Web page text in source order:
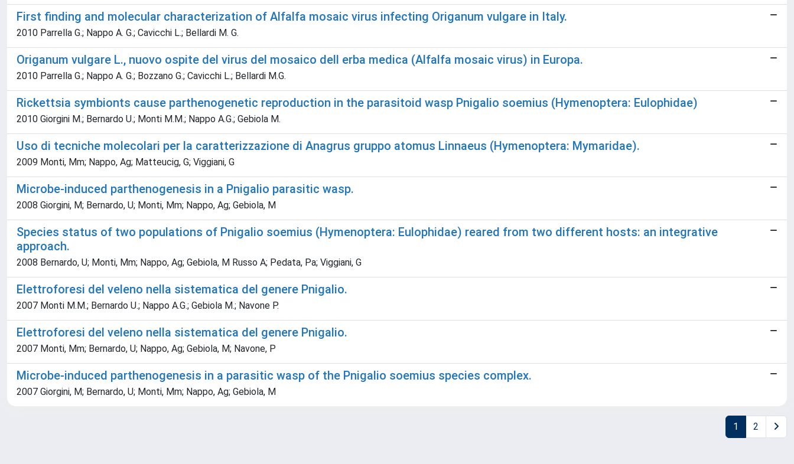
First finding and molecular characterization of Alfalfa mosaic virus infecting Origanum vulgare in Italy.
2010 Parrella G.; Nappo A. G.; Cavicchi L.; Bellardi M. G.
Origanum vulgare L., nuovo ospite del virus del mosaico dell erba medica (Alfalfa mosaic virus) in Europa.
2010 Parrella G.; Nappo A. G.; Bozzano G.; Cavicchi L.; Bellardi M.G.
Rickettsia symbionts cause parthenogenetic reproduction in the parasitoid wasp Pnigalio soemius (Hymenoptera: Eulophidae)
2010 Giorgini M.; Bernardo U.; Monti M.M.; Nappo A.G.; Gebiola M.
Uso di tecniche molecolari per la caratterizzazione di Anagrus gruppo atomus Linnaeus (Hymenoptera: Mymaridae).
2009 Monti, Mm; Nappo, Ag; Matteucig, G; Viggiani, G
Microbe-induced parthenogenesis in a Pnigalio parasitic wasp.
2008 Giorgini, M; Bernardo, U; Monti, Mm; Nappo, Ag; Gebiola, M
Species status of two populations of Pnigalio soemius (Hymenoptera: Eulophidae) reared from two different hosts: an integrative
approach.
2008 Bernardo, U; Monti, Mm; Nappo, Ag; Gebiola, M Russo A; Pedata, Pa; Viggiani, G
Elettroforesi del veleno nella sistematica del genere Pnigalio.
2007 Monti M.M.; Bernardo U.; Nappo A.G.; Gebiola M.; Navone P.
Elettroforesi del veleno nella sistematica del genere Pnigalio.
2007 Monti, Mm; Bernardo, U; Nappo, Ag; Gebiola, M; Navone, P
Microbe-induced parthenogenesis in a parasitic wasp of the Pnigalio soemius species complex.
2007 Giorgini, M; Bernardo, U; Monti, Mm; Nappo, Ag; Gebiola, M
1 2